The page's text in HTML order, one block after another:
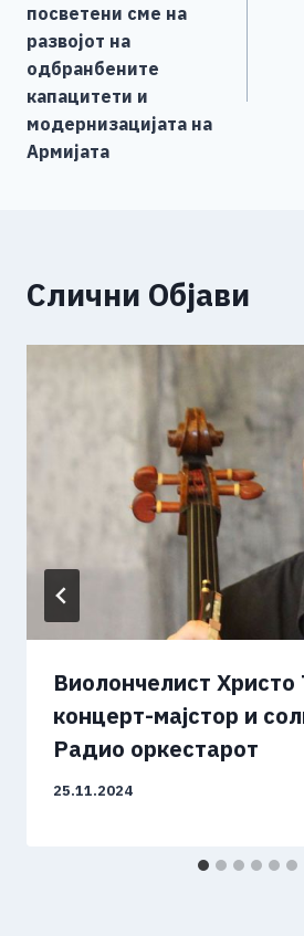
o
k
er
напис
посветени сме на
развојот на
одбранбените
капацитети и
модернизацијата на
Армијата
Слични Објави
Виолончелист Христо
концерт-мајстор и
Радио оркестарот
25.11.2024